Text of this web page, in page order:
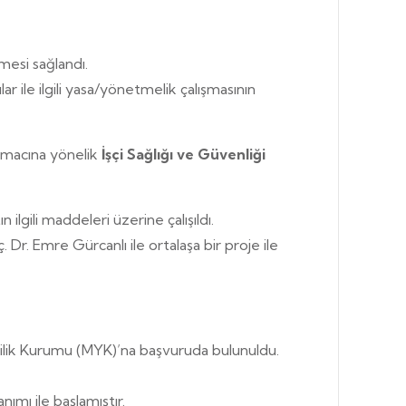
sağlandı.
ile ilgili yasa/yönetmelik çalışmasının
yönelik İşçi Sağlığı ve Güvenliği
maddeleri üzerine çalışıldı.
Emre Gürcanlı ile ortalaşa bir proje ile
Kurumu (MYK)’na başvuruda bulunuldu.
ile başlamıştır.